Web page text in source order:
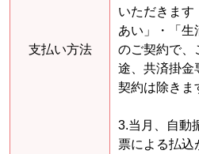
支払い方法
いただきます
あい」・「生
のご契約で、
途、共済掛金
契約は除きま
3.当月、自動
票による払込